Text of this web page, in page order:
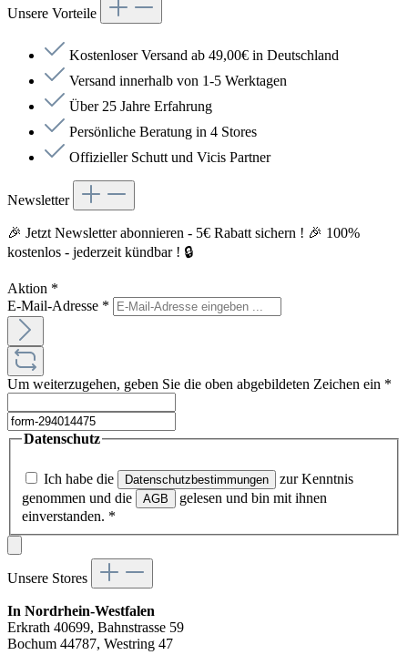
Unsere Vorteile
Kostenloser Versand ab 49,00€ in Deutschland
Versand innerhalb von 1-5 Werktagen
Über 25 Jahre Erfahrung
Persönliche Beratung in 4 Stores
Offizieller Schutt und Vicis Partner
Newsletter
🎉 Jetzt Newsletter abonnieren - 5€ Rabatt sichern ! 🎉 100%
kostenlos - jederzeit kündbar ! 🔒
Aktion *
E-Mail-Adresse *
Um weiterzugehen, geben Sie die oben abgebildeten Zeichen ein *
Datenschutz
Ich habe die Datenschutzbestimmungen
zur Kenntnis
genommen und die
AGB
gelesen und bin mit ihnen
einverstanden. *
Unsere Stores
In Nordrhein-Westfalen
Erkrath 40699, Bahnstrasse 59
Bochum 44787, Westring 47